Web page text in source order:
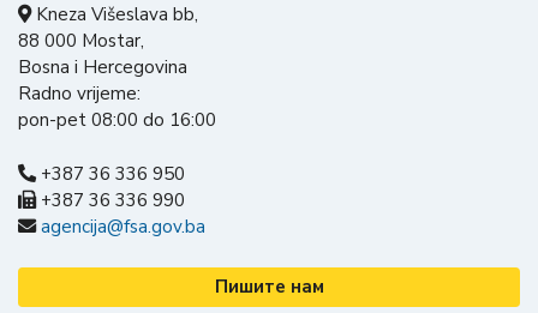
Kneza Višeslava bb,
88 000 Mostar,
Bosna i Hercegovina
Radno vrijeme:
pon-pet 08:00 do 16:00
+387 36 336 950
+387 36 336 990
agencija@fsa.gov.ba
Пишите нам